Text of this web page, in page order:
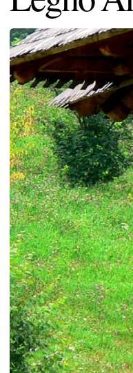
GAZEBO
Gazebo in
mano